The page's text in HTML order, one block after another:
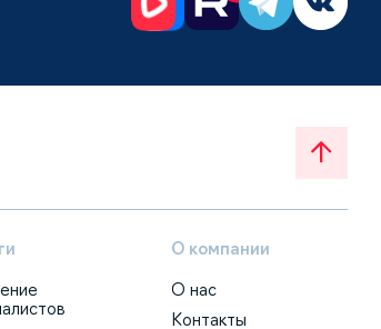
О компании
О нас
Контакты